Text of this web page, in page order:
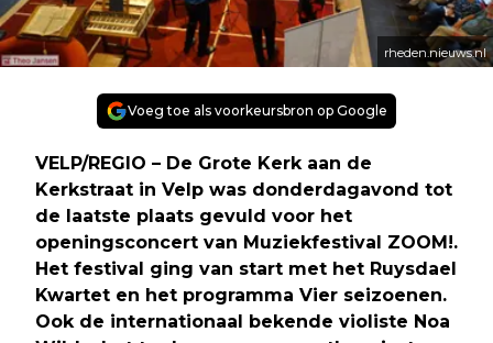
rheden.nieuws.nl
Voeg toe als voorkeursbron op Google
VELP/REGIO – De Grote Kerk aan de
Kerkstraat in Velp was donderdagavond tot
de laatste plaats gevuld voor het
openingsconcert van Muziekfestival ZOOM!.
Het festival ging van start met het Ruysdael
Kwartet en het programma Vier seizoenen.
Ook de internationaal bekende violiste Noa